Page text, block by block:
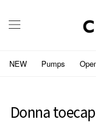
NEW Pumps
Donna